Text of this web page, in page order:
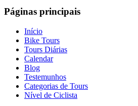
Porto a Lisboa Tour em Bicicleta - Top
13 Dias|2/5
Páginas principais
Início
Bike Tours
Tours Diárias
Calendar
Blog
Testemunhos
Categorias de Tours
Nível de Ciclista